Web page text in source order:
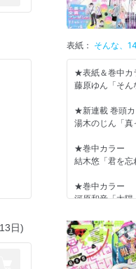
表紙： そんな、14
★表紙＆巻中カ
藤原ゆん「そん
★新連載 巻頭カ
湯木のじん「真
★巻中カラー
結木悠「君を忘
★巻中カラー
河原和音「太
★巻中カラー
桃白茉乃「だっ
★目黒あむ「お
日)